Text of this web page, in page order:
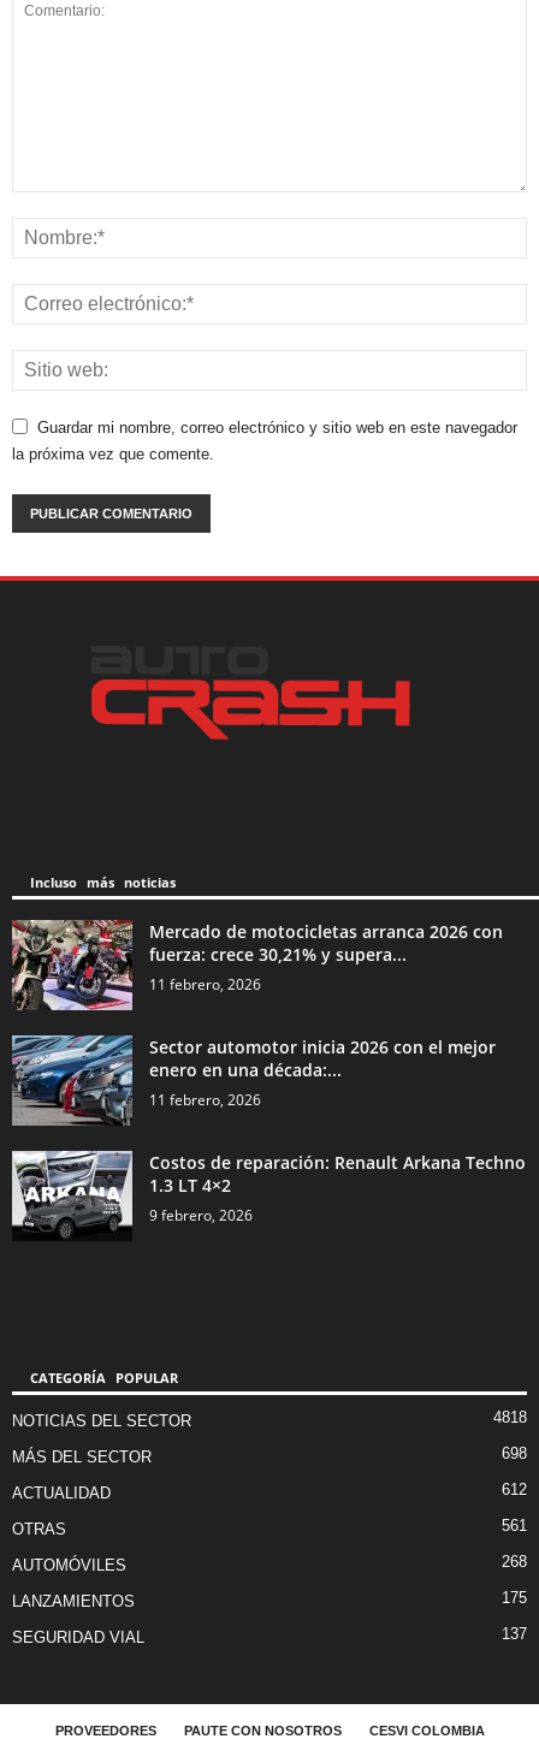
Guardar mi nombre, correo electrónico y sitio web en este navegador
la próxima vez que comente.
Incluso más noticias
Mercado de motocicletas arranca 2026 con
fuerza: crece 30,21% y supera...
11 febrero, 2026
Sector automotor inicia 2026 con el mejor
enero en una década:...
11 febrero, 2026
Costos de reparación: Renault Arkana Techno
1.3 LT 4×2
9 febrero, 2026
CATEGORÍA POPULAR
NOTICIAS DEL SECTOR 4818
MÁS DEL SECTOR 698
ACTUALIDAD 612
OTRAS 561
AUTOMÓVILES 268
LANZAMIENTOS 175
SEGURIDAD VIAL 137
PROVEEDORES PAUTE CON NOSOTROS CESVI COLOMBIA